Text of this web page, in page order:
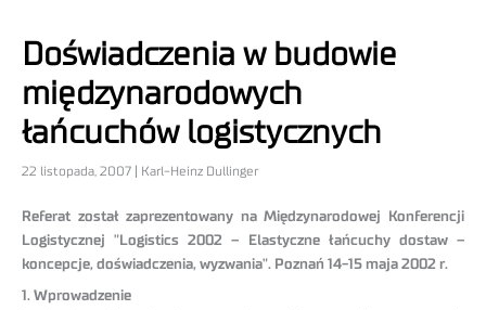
Doświadczenia w budowie
międzynarodowych
łańcuchów logistycznych
22 listopada, 2007 | Karl-Heinz Dullinger
Referat został zaprezentowany na Międzynarodowej Konferencji
Logistycznej "Logistics 2002 – Elastyczne łańcuchy dostaw –
koncepcje, doświadczenia, wyzwania". Poznań 14-15 maja 2002 r.
1. Wprowadzenie